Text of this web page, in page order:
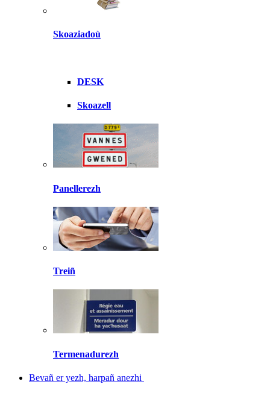
Skoaziadoù
DESK
Skoazell
Panellerezh
Treiñ
Termenadurezh
Bevañ er yezh, harpañ anezhi